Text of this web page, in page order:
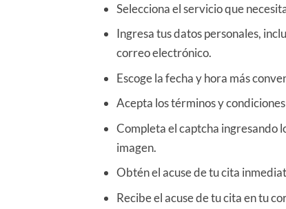
Selecciona el servicio que
Ingresa tus datos personales,
correo electrónico.
Escoge la fecha y hora más
Acepta los términos y
Completa el captcha ingresando
imagen.
Obtén el acuse de tu cita
Recibe el acuse de tu cita en tu